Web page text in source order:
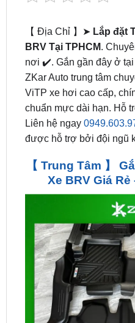
nơi ✔️. Gắn gần đây ở
ZKar Auto trung tâm
ViTP xe hơi cao cấp,
chuẩn mực dài hạn. Hỗ
Liên hệ ngay
được hỗ trợ bởi đội ngũ
【 Trung Tâm 】